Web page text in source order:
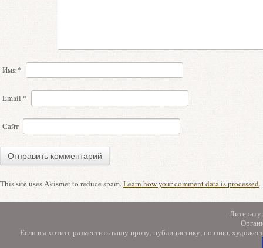
Имя *
Email *
Сайт
This site uses Akismet to reduce spam.Learn how your comment data is processed.
Если вы хотите разместить вашу прозу, публицистику, поэзию,